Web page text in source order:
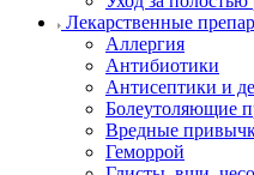
Лекарственные
Аллергия
Антибиотики
Антисептики и
Болеутоляющие
Вредные
Геморрой